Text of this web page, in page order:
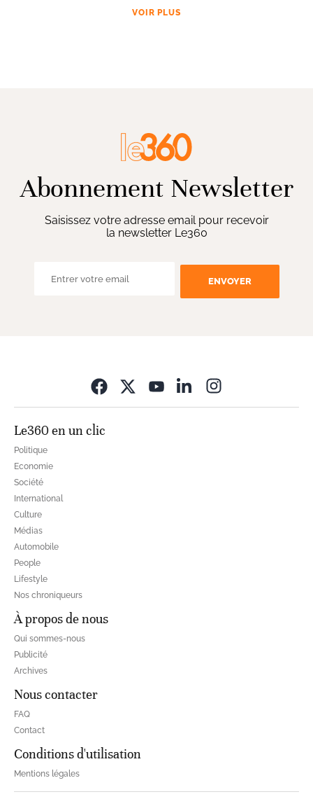
VOIR PLUS
Abonnement Newsletter
Saisissez votre adresse email pour recevoir
la newsletter Le360
ENVOYER
Le360 en un clic
Politique
Economie
Société
International
Culture
Médias
Automobile
People
Lifestyle
Nos chroniqueurs
À propos de nous
Qui sommes-nous
Publicité
Archives
Nous contacter
FAQ
Contact
Conditions d'utilisation
Mentions légales